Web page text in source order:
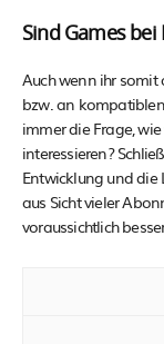
Sind Games
Auch wenn ihr somit
bzw. an
immer die Frage,
interessieren?
Entwicklung und die
aus Sicht vieler
voraussichtlich